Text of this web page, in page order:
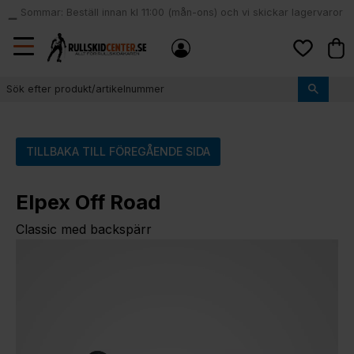
Meny
local_shipping
Sommar: Beställ innan kl 11:00 (mån-ons) och vi skickar lagervaror
samma dag
TILLBAKA TILL FÖREGÅENDE SIDA
Elpex Off Road
Classic med backspärr